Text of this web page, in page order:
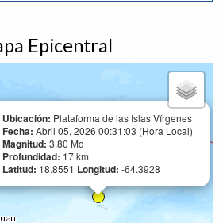
Epicentral
Ubicación: Plataforma de las Islas Vírgenes
Fecha: Abril 05, 2026 00:31:03 (Hora Local)
Magnitud: 3.80 Md
Profundidad: 17 km
Latitud: 18.8551 Longitud: -64.3928